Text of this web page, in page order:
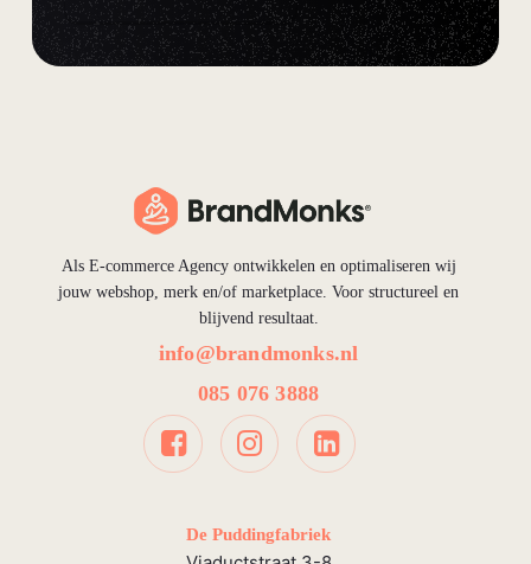
Als E-commerce Agency ontwikkelen en optimaliseren wij
jouw webshop, merk en/of marketplace. Voor structureel en
blijvend resultaat.
info@brandmonks.nl
085 076 3888
De Puddingfabriek